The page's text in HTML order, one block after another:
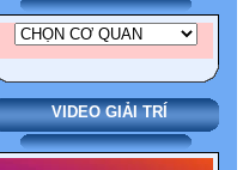
VIDEO GIẢI TRÍ